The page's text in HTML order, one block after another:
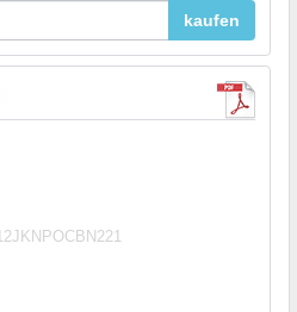
kaufen